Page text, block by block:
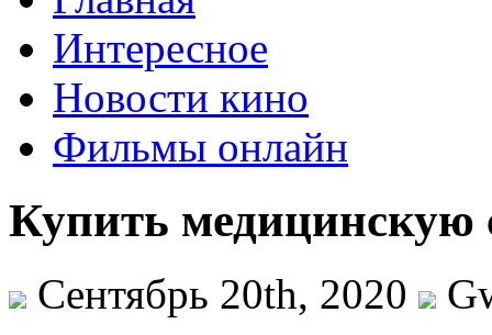
Интересное
Новости кино
Фильмы онлайн
Купить медицинскую
Сентябрь 20th, 2020